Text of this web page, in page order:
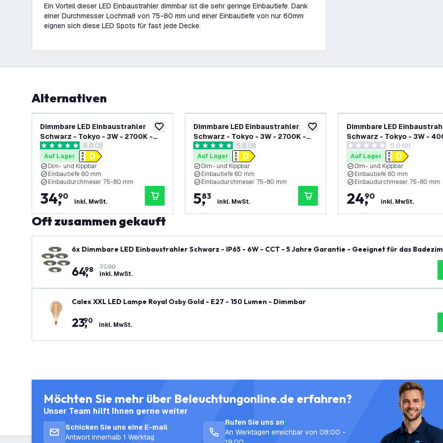
Ein Vorteil dieser LED Einbaustrahler dimmbar ist die sehr geringe Einbautiefe. Dank
einer Durchmesser Lochmaß von 75-80 mm und einer Einbautiefe von nur 60mm
eignen sich diese LED Spots für fast jede Decke.
Alternativen
zur Wunschliste hinzufügen
Dimmbare LED Einbaustrahler
Schwarz - Tokyo - 3W - 2700K -
ø92mm - 6 PackBewertungsbereich öffnen
5 Bewertungssterne
5.0 (3)
Auf Lager
Dim- und Kippbar
Einbautiefe 60 mm
Einbaudurchmeser 75-80 mm
34,
90
inkl. MwSt.
zur Wunschliste hinzufügen
Dimmbare LED Einbaustrahler
Schwarz - Tokyo - 3W - 2700K -
ø92mm
Bewertungsbereich öffnen
5 Bewertungssterne
5.0 (3)
Auf Lager
Dim- und Kippbar
Einbautiefe 60 mm
Einbaudurchmeser 75-80 mm
5,
83
inkl. MwSt.
Dimmbare LED
Schwarz - Tokyo - 3W -
ø92mm - 3 Pack
0 Bewertungssterne
0.0 (0)
Auf Lager
Dim- und Kippbar
Einbautiefe 60 mm
Einbaudurchmeser 75-80 mm
24,
90
inkl. MwSt.
Oft zusammen gekauft
6x Dimmbare LED Einbaustrahler Schwarz - IP65 - 6W - CCT - 5 Jahre Garantie - Geeignet für das
64,
98
77,90
inkl. MwSt.
Calex XXL LED Lampe Royal Osby Gold - E27 - 150 Lumen - Dimmbar
23,
90 inkl. MwSt.
Möchten Sie mehr über Beleuchtungonline.de erfahren?
Unser Team hilft Ihnen gerne weiter
Schicken Sie uns eine E-mail
Antwort innerhalb 1 Werktag
Rufen Sie uns an
An Werktagen erreichbar von 08:00 -